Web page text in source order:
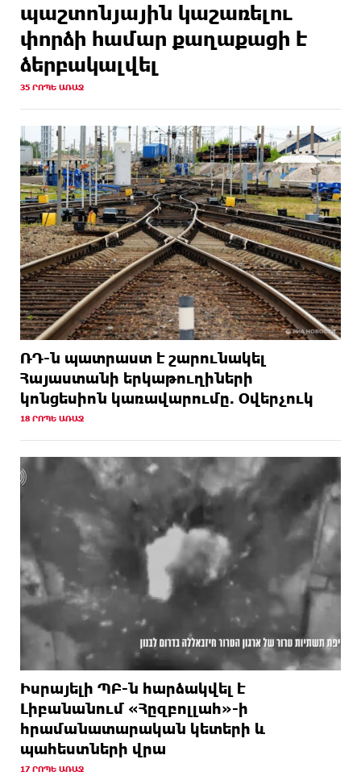
պաշտոնյային կաշառելու
փորձի համար քաղաքացի է
ձերբակալվել
35 ՐՈՊԵ ԱՌԱՋ
ՌԴ-ն պատրաստ է շարունակել
Հայաստանի երկաթուղիների
կոնցեսիոն կառավարումը. Օվերչուկ
18 ՐՈՊԵ ԱՌԱՋ
Իսրայելի ՊԲ-ն հարձակվել է
Լիբանանում «Հըզբոլլահ»-ի
հրամանատարական կետերի և
պահեստների վրա
17 ՐՈՊԵ ԱՌԱՋ